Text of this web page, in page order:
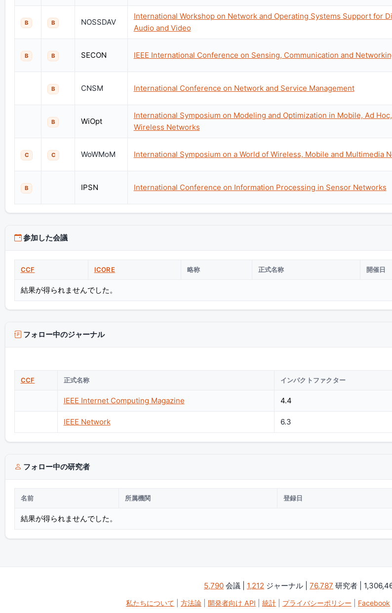
B B NOSSDAV
International Workshop on Network and Operating Systems Support for
Audio and Video
B B SECON IEEE International Conference on Sensing, Communication and
B CNSM International Conference on Network and Service Management
B WiOpt
International Symposium on Modeling and Optimization in Mobile, Ad
Wireless Networks
C C WoWMoM International Symposium on a World of Wireless, Mobile and Multimedia
B IPSN International Conference on Information Processing in Sensor Networks
参加した会議
CCF ICORE 略称 正式名称 開催日
結果が得られませんでした。
フォロー中のジャーナル
CCF 正式名称 インパクトファクター
IEEE Internet Computing Magazine 4.4
IEEE Network 6.3
フォロー中の研究者
名前 所属機関 登録日
結果が得られませんでした。
5,790 会議 | 1,212 ジャーナル | 76,787 研究者 |
私たちについて 方法論 開発者向け API 統計 プライバシーポリシー Facebook